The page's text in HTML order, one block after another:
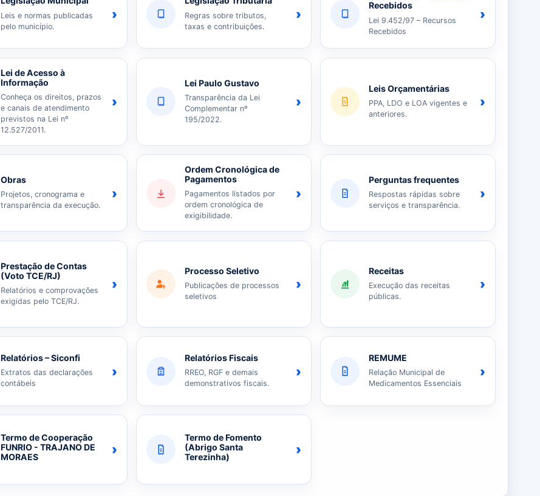
Leis e normas publicadas
pelo município.
›
Regras sobre tributos,
taxas e contribuições.
›
Recebidos
Lei 9.452/97 – Recursos
Recebidos
›
Lei de Acesso à
Informação
Conheça os direitos, prazos
e canais de atendimento
previstos na Lei nº
12.527/2011.
›
Lei Paulo Gustavo
Transparência da Lei
Complementar nº
195/2022.
›
Leis Orçamentárias
PPA, LDO e LOA vigentes e
anteriores.
›
Obras
Projetos, cronograma e
transparência da execução.
›
Ordem Cronológica de
Pagamentos
Pagamentos listados por
ordem cronológica de
exigibilidade.
›
Perguntas frequentes
Respostas rápidas sobre
serviços e transparência.
›
Prestação de Contas
(Voto TCE/RJ)
Relatórios e comprovações
exigidas pelo TCE/RJ.
›
Processo Seletivo
Publicações de processos
seletivos
›
Receitas
Execução das receitas
públicas.
›
Relatórios – Siconfi
Extratos das declarações
contábeis
›
Relatórios Fiscais
RREO, RGF e demais
demonstrativos fiscais.
›
REMUME
Relação Municipal de
Medicamentos Essenciais
›
Termo de Cooperação
FUNRIO - TRAJANO DE
MORAES
›
Termo de Fomento
(Abrigo Santa
Terezinha)
›